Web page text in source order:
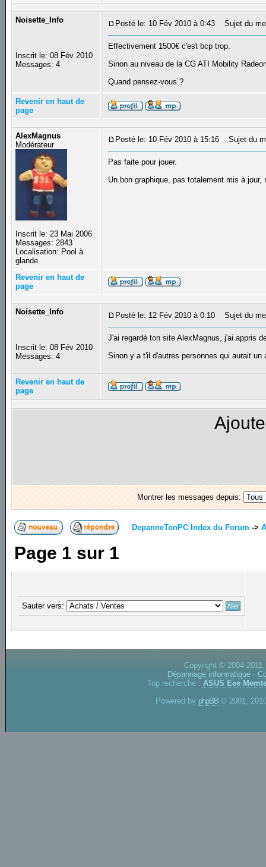
Noisette_Info
Inscrit le: 08 Fév 2010
Messages: 4
Posté le: 10 Fév 2010 à 0:43 Sujet du
Effectivement 1500€ c'est bcp trop.
Sinon au niveau de la CG ATI Mobility
Quand pensez-vous ?
Revenir en haut de
page
AlexMagnus
Modérateur
Inscrit le: 23 Mai 2006
Messages: 2843
Localisation: Pool à
glande
Posté le: 10 Fév 2010 à 15:16 Sujet du
Pas faite pour jouer.
Un bon graphique, pas totalement mis à
Revenir en haut de
page
Noisette_Info
Inscrit le: 08 Fév 2010
Messages: 4
Posté le: 12 Fév 2010 à 0:10 Sujet du
J'ai regardé ton site AlexMagnus, j'ai appris
Sinon y a t'il d'autres personnes qui aurait
Revenir en haut de
page
Montrer les messages depuis:
DepanneTonPC Index du Forum ->
Page 1 sur 1
Sauter vers:
Copyright © 2004-
Dépannage informatique -
Top recherche : ASUS Eee
Powered by phpBB © 2001,